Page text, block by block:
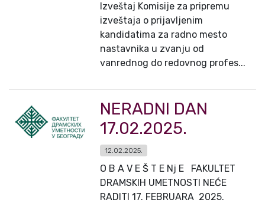
Izveštaj Komisije za pripremu
izveštaja o prijavljenim
kandidatima za radno mesto
nastavnika u zvanju od
vanrednog do redovnog profes...
NERADNI DAN
17.02.2025.
12.02.2025.
O B A V E Š T E Nj E FAKULTET
DRAMSKIH UMETNOSTI NEĆE
RADITI 17. FEBRUARA 2025.